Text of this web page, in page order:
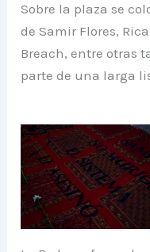
Sobre la plaza se
de Samir Flores,
Breach, entre otras
parte de una larga